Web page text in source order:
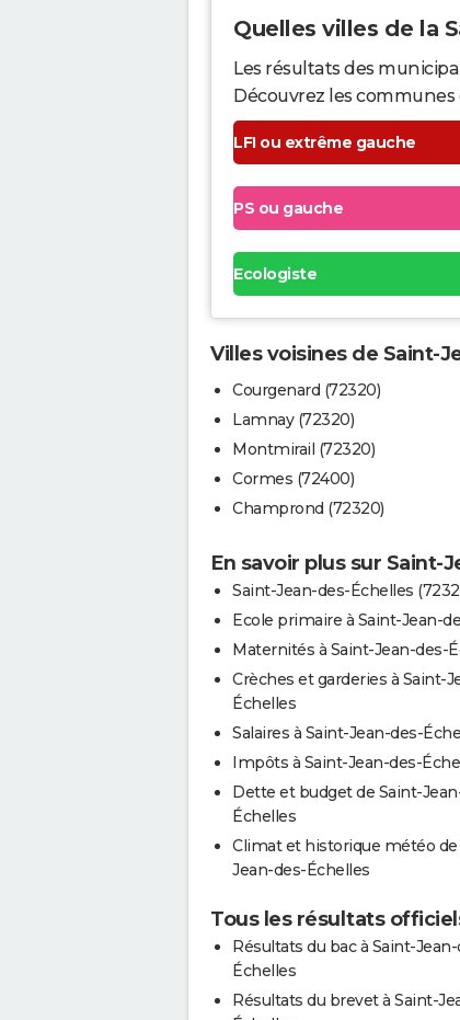
Quelles villes de la
Les résultats des
Découvrez les communes
LFI ou extrême gauche
PS ou gauche
Ecologiste
Villes voisines de Saint-
Courgenard (72320)
Lamnay (72320)
Montmirail (72320)
Cormes (72400)
Champrond (72320)
En savoir plus sur Saint-
Saint-Jean-des-Échelles
Ecole primaire à Saint-Jean-
Maternités à Saint-Jean-des-
Crèches et garderies à Saint-
Échelles
Salaires à Saint-Jean-des-
Impôts à Saint-Jean-des-
Dette et budget de Saint-
Échelles
Climat et historique météo de
Jean-des-Échelles
Tous les résultats
Résultats du bac à Saint-
Échelles
Résultats du brevet à Saint-